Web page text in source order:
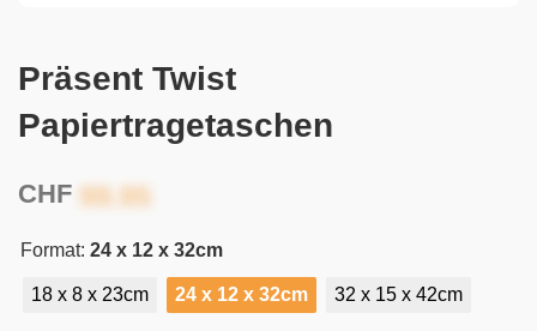
Präsent Twist
Papiertragetaschen
CHF
Format: 24 x 12 x 32cm
18 x 8 x 23cm 24 x 12 x 32cm 32 x 15 x 42cm